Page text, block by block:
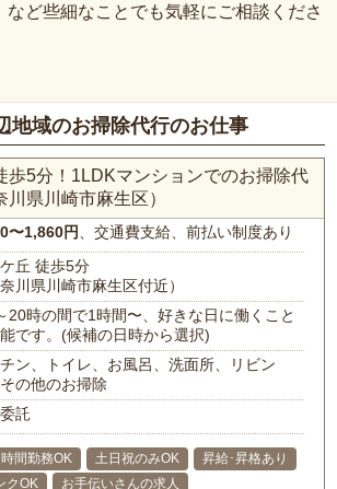
など些細なことでも気軽にご相談くださ
地域のお掃除代行のお仕事
歩5分！1LDKマンションでのお掃除代
県川崎市麻生区）
〜1,860円、交通費支給、前払い制度あり
丘 徒歩5分
奈川県川崎市麻生区付近）
20時の間で1時間〜、好きな日に働くこと
です。(候補の日時から選択)
ン、トイレ、お風呂、洗面所、リビン
の他のお掃除
託
間勤務OK 土日祝のみOK
昇給･昇格あり
クOK お手伝いさんの求人